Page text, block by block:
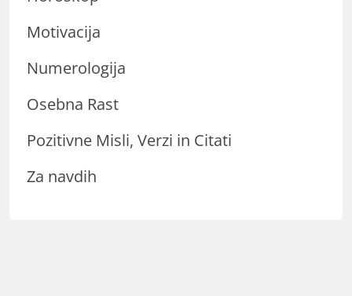
Motivacija
Numerologija
Osebna Rast
Pozitivne Misli, Verzi in Citati
Za navdih